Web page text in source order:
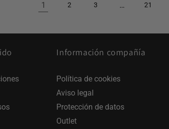
1 2 3 … 21
Información compañía
Política de cookies
Aviso legal
Protección de datos
Outlet